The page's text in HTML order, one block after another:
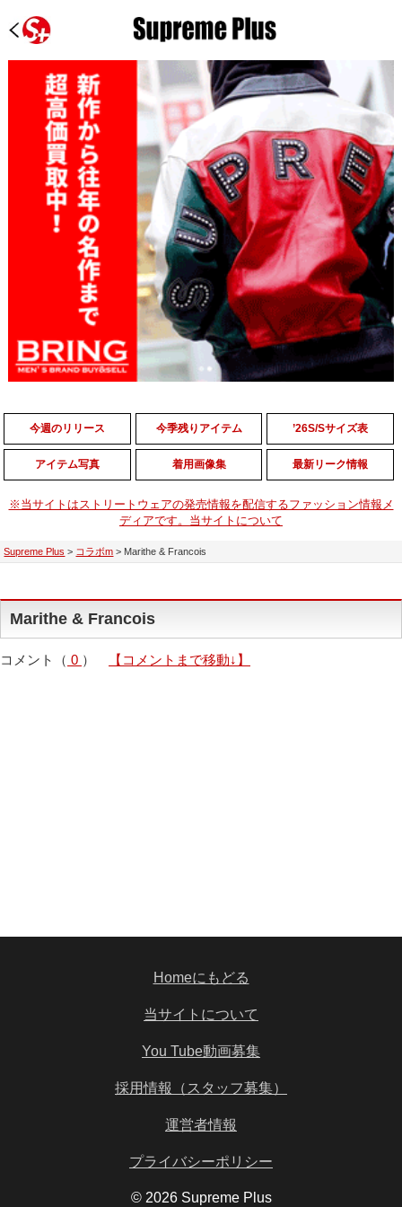
今週のリリース 今季残りアイテム ’26S/Sサイズ表
アイテム写真 着用画像集 最新リーク情報
※当サイトはストリートウェアの発売情報を配信するファッション情報メ
ディアです。当サイトについて
Supreme Plus > コラボm > Marithe & Francois
Marithe & Francois
コメント（ 0 ） 【コメントまで移動↓】
Homeにもどる
当サイトについて
You Tube動画募集
採用情報（スタッフ募集）
運営者情報
プライバシーポリシー
© 2026 Supreme Plus